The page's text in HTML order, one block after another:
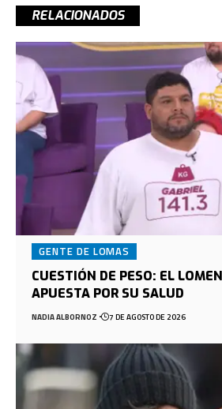
RELACIONADOS
GENTE DE LOMAS
CUESTIÓN DE PESO: EL
APUESTA POR SU SALUD
NADIA ALBORNOZ 7 DE AGOSTO DE 2026